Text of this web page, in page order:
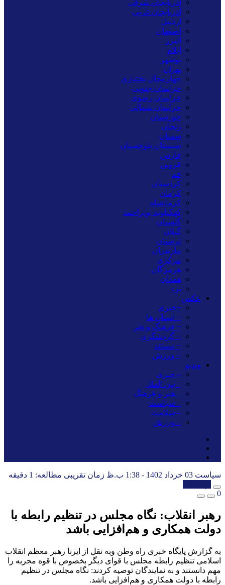
آذربایجان شرقی
آذربایجان غربی
اردبیل
اصفهان
البرز
ایلام
بوشهر
تهران
چهارمحال بختیاری
خراسان جنوبی
خراسان رضوی
خراسان شمالی
خوزستان
زنجان
سمنان
سیستان بلوچستان
فارس
قزوین
قم
کردستان
کرمان
کرمانشاه
کهکیلویه بویراحمد
گلستان
گیلان
لرستان
مازندران
مرکزی
هرمزگان
همدان
یزد
عکس
+خبری
+ استان ها
+ فرهنگ و هنر
+ گردشگری
+ مستند
+ ورزش
ویدیو
– خبری
_ بین الملل
_ هنر و فرهنگ
– سیاست
– سلامت
– ورزش
سیاست 03 خرداد 1402 - 1:38 ب.ظ
زمان تقریبی مطالعه: 1 دقیقه
0
رهبر انقلاب: نگاه مجلس در تنظیم رابطه با
دولت همکاری و هم‌افزایی باشد
به گزارش پایگاه خبری راه وطن وبه نقل از ایرنا رهبر معظم انقلاب
اسلامی تنظیم رابطه مجلس با قوای دیگر بخصوص با قوه مجریه را
مهم دانستند و به نمایندگان توصیه کردند: نگاه مجلس در تنظیم
رابطه با دولت همکاری و هم‌افزایی باشد.